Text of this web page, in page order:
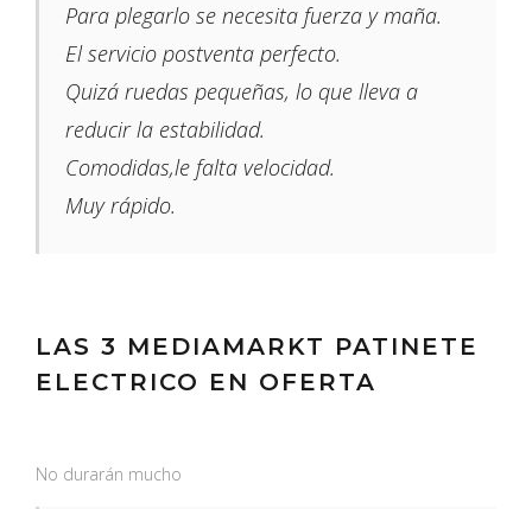
Para plegarlo se necesita fuerza y maña.
El servicio postventa perfecto.
Quizá ruedas pequeñas, lo que lleva a
reducir la estabilidad.
Comodidas,le falta velocidad.
Muy rápido.
LAS 3 MEDIAMARKT PATINETE
ELECTRICO EN OFERTA
No durarán mucho